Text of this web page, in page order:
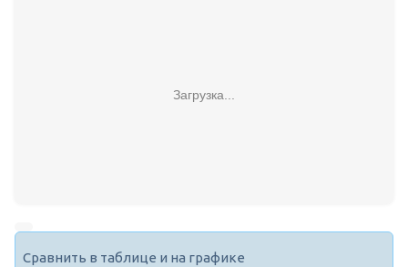
Загрузка...
Сравнить в таблице и на графике